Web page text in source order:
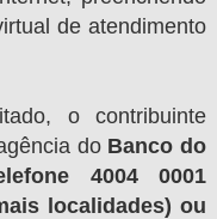
de atendimento
o contribuinte
do Banco do
4004 0001
localidades) ou